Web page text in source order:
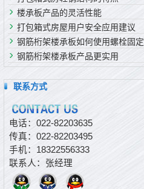
楼承板产品的灵活性能
打包箱式房屋用户安全应用建议
钢筋桁架楼承板如何使用螺栓固定
钢筋桁架楼承板产品更实用
联系方式
电话：022-82203635
传真：022-82203495
手机：18322556333
联系人：张经理